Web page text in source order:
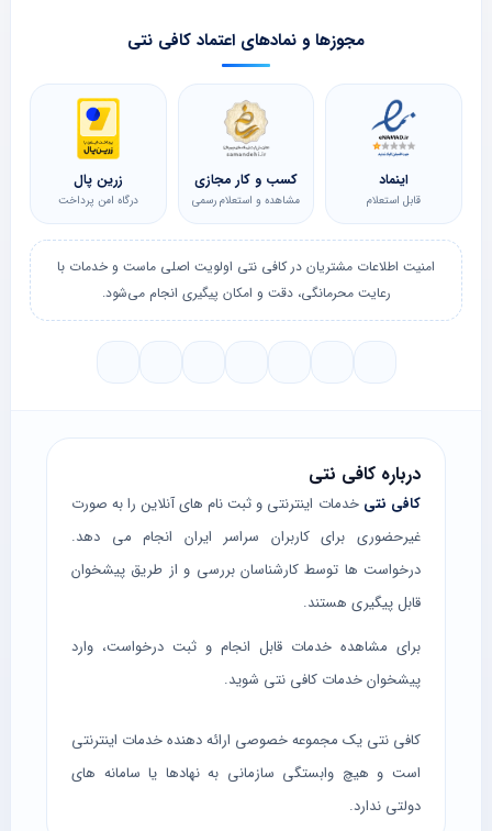
مجوزها و نمادهای اعتماد کافی نتی
اینماد
قابل استعلام
کسب و کار مجازی
مشاهده و استعلام رسمی
زرین پال
درگاه امن پرداخت
امنیت اطلاعات مشتریان در کافی نتی اولویت اصلی ماست و خدمات با
رعایت محرمانگی، دقت و امکان پیگیری انجام می‌شود.
درباره کافی نتی
کافی نتی خدمات اینترنتی و ثبت نام های آنلاین را به صورت
غیرحضوری برای کاربران سراسر ایران انجام می دهد.
درخواست ها توسط کارشناسان بررسی و از طریق پیشخوان
قابل پیگیری هستند.
برای مشاهده خدمات قابل انجام و ثبت درخواست، وارد
پیشخوان خدمات کافی نتی شوید.
کافی نتی یک مجموعه خصوصی ارائه دهنده خدمات اینترنتی
است و هیچ وابستگی سازمانی به نهادها یا سامانه های
دولتی ندارد.